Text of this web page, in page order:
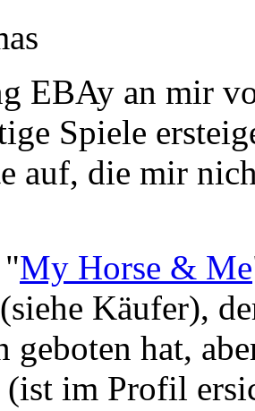
EBAy an mir
Spiele
auf, die mir
My Horse & Me
Käufer),
geboten hat,
im Profil